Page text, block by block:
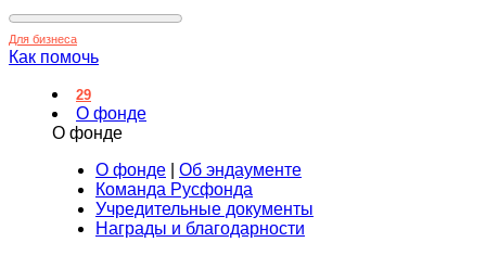
Для бизнеса
Как помочь
29
О фонде
О фонде
О фонде
Об эндаументе
Команда Русфонда
Учредительные документы
Награды и благодарности